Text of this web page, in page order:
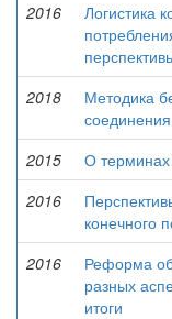
2016
Логистика
2018
Методика
2015 О
2016
конечного
2016
Реформа
разных
итоги